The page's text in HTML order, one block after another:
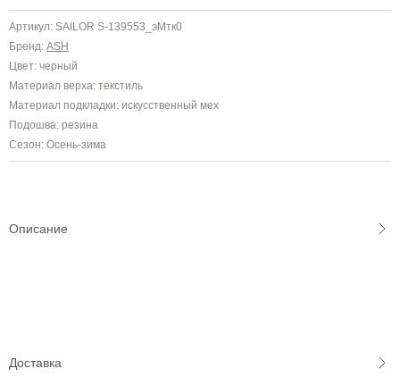
Артикул: SAILOR S-139553_эМтк0
Бренд: ASH
Цвет: черный
Материал верха: текстиль
Материал подкладки: искусственный мех
Подошва: резина
Сезон: Осень-зима
Описание
Доставка